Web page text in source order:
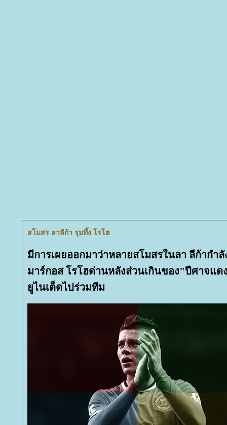
สโมสร ลาลีก้า รุมทึ้ง โรโฮ
มีการเผยออกมาว่าหลายสโมสรในลา ลีก้ากำ
มาร์กอส โรโฮด่านหลังส่วนเกินของ"ปีศาจแด
ูไนเต็ดไปร่วมทีม